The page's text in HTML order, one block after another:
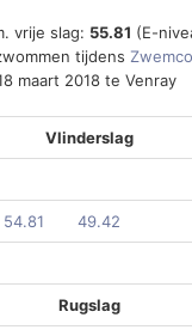
vrije slag: 55.81 (E-
tijdens
maart 2018 te Venray
Vlinderslag
54.81 49.42
Rugslag